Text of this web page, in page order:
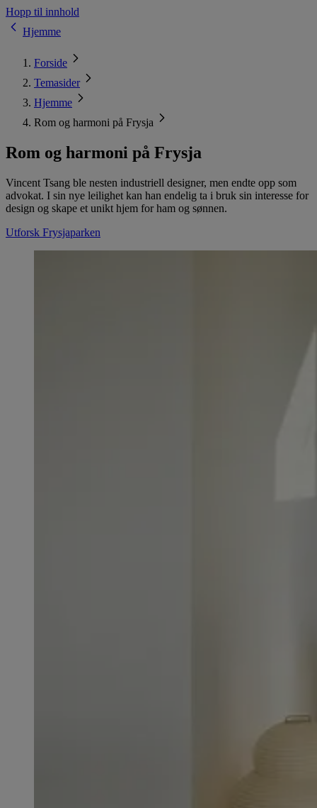
Hopp til innhold
Hjemme
Forside
Temasider
Hjemme
Rom og harmoni på Frysja
Rom og harmoni på Frysja
Vincent Tsang ble nesten industriell designer, men endte opp som
advokat. I sin nye leilighet kan han endelig ta i bruk sin interesse for
design og skape et unikt hjem for ham og sønnen.
Utforsk Frysjaparken